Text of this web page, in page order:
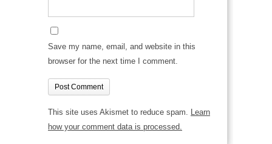
Save my name, email, and website in this
browser for the next time I comment.
This site uses Akismet to reduce spam. Learn
how your comment data is processed.